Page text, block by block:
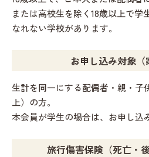
または高校生を除く18歳以上で学
なれない学校があります。
お申し込み対象（
生計を同一にする配偶者・親・子
上）の方。
本会員が学生の場合は、お申し込
旅行傷害保険（死亡・